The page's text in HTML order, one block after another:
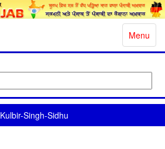
Toggle
Menu
Kulbir-Singh-Sidhu